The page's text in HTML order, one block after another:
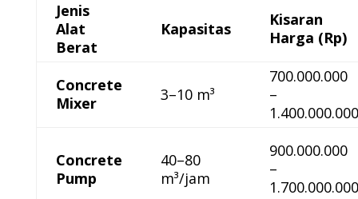
Jenis
Alat
Berat
Kapasitas
Kisaran
Harga (Rp)
Concrete
Mixer
3–10 m³
700.000.000
–
1.400.000.000
Concrete
Pump
40–80
m³/jam
900.000.000
–
1.700.000.000